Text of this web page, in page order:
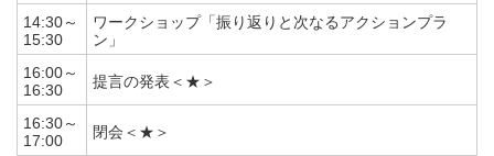
14:30～
15:30
ワークショップ「振り返りと次なるアクションプラ
ン」
16:00～
16:30
提言の発表＜★＞
16:30～
17:00
閉会＜★＞